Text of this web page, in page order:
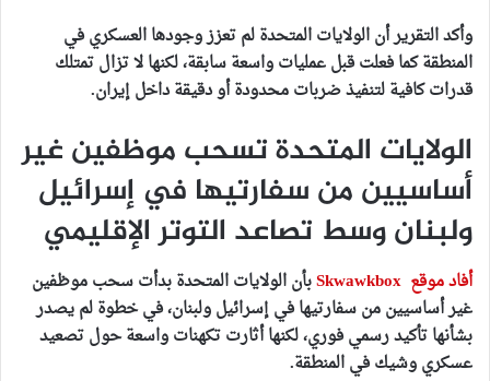
وأكد التقرير أن الولايات المتحدة لم تعزز وجودها العسكري في
المنطقة كما فعلت قبل عمليات واسعة سابقة، لكنها لا تزال تمتلك
قدرات كافية لتنفيذ ضربات محدودة أو دقيقة داخل إيران.
الولايات المتحدة تسحب موظفين غير
أساسيين من سفارتيها في إسرائيل
ولبنان وسط تصاعد التوتر الإقليمي
أفاد موقع Skwawkbox
بأن الولايات المتحدة بدأت سحب موظفين
غير أساسيين من سفارتيها في إسرائيل ولبنان، في خطوة لم يصدر
بشأنها تأكيد رسمي فوري، لكنها أثارت تكهنات واسعة حول تصعيد
عسكري وشيك في المنطقة.